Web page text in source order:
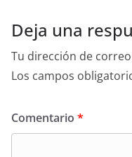
Deja una
Tu dirección de
Los campos
Comentario *